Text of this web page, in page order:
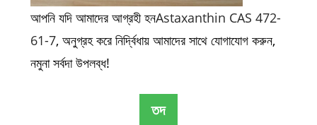
আপনি যদি আমাদের আগ্রহী হনAstaxanthin CAS 472-
61-7, অনুগ্রহ করে নির্দ্বিধায় আমাদের সাথে যোগাযোগ করুন,
নমুনা সর্বদা উপলব্ধ!
তদ